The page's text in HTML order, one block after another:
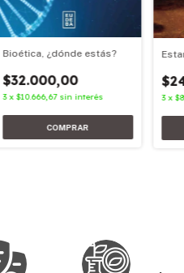
Bioética, ¿dónde estás?
$32.000,00
3 x$10.666,67 sin interés 3 x